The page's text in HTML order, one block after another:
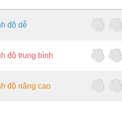
độ dễ
độ trung bình
độ nâng cao